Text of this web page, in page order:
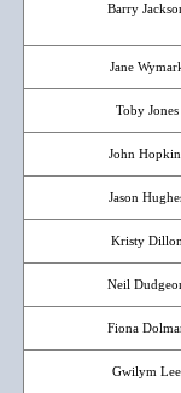
Barry
Jane
Toby Jones
John
Jason
Kristy Dillon
Neil
Fiona
Gwilym Lee